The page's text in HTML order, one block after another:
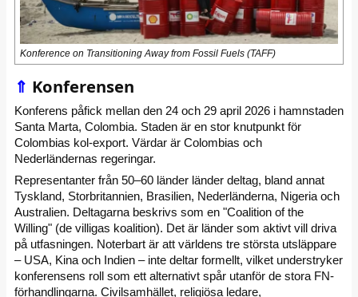
Konference on Transitioning Away from Fossil Fuels (TAFF)
⇑ Konferensen
Konferens påfick mellan den 24 och 29 april 2026 i hamnstaden
Santa Marta, Colombia. Staden är en stor knutpunkt för
Colombias kol-export. Värdar är Colombias och
Nederländernas regeringar.
Representanter från 50–60 länder länder deltag, bland annat
Tyskland, Storbritannien, Brasilien, Nederländerna, Nigeria och
Australien. Deltagarna beskrivs som en "Coalition of the
Willing" (de villigas koalition). Det är länder som aktivt vill driva
på utfasningen. Noterbart är att världens tre största utsläppare
– USA, Kina och Indien – inte deltar formellt, vilket understryker
konferensens roll som ett alternativt spår utanför de stora FN-
förhandlingarna. Civilsamhället, religiösa ledare,